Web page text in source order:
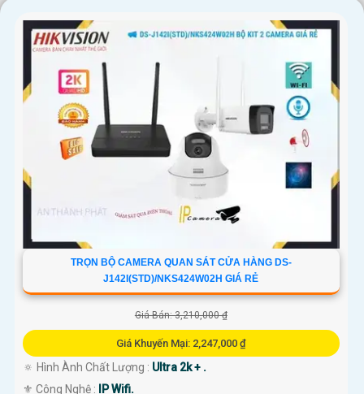
TRỌN BỘ CAMERA QUAN SÁT CỬA HÀNG DS-
J142I(STD)/NKS424W02H GIÁ RẺ
Giá Bán: 3,210,000 ₫
Giá Khuyến Mại: 2,247,000 ₫
🔅 Hình Ành Chất Lượng : Ultra 2k + .
⚜️ Công Nghệ :
IP Wifi.